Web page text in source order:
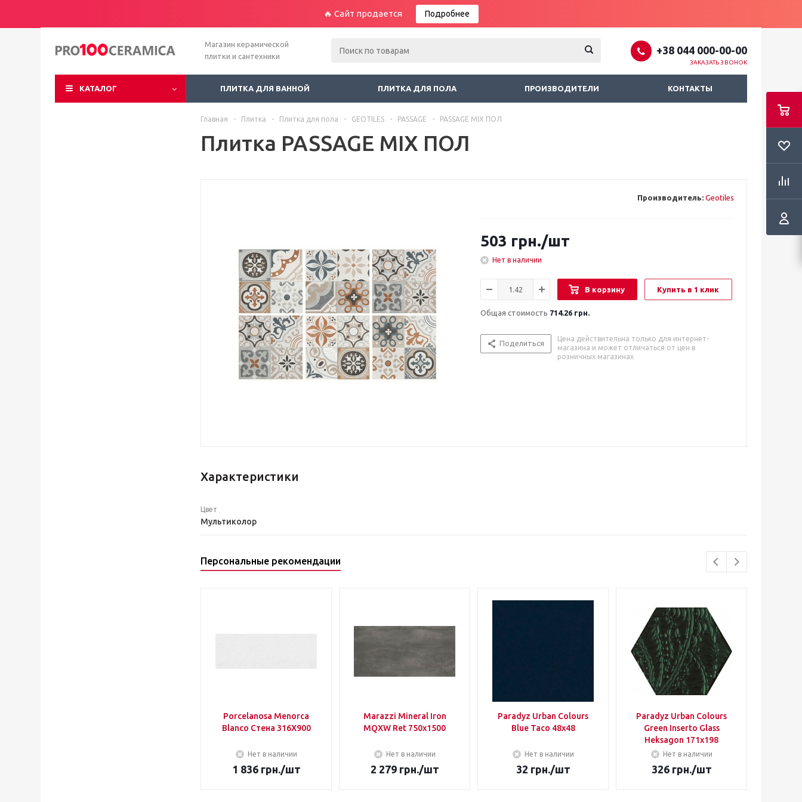
🔥 Сайт продается Подробнее
Магазин керамической
плитки и сантехники
+38 044 000-00-00
ЗАКАЗАТЬ ЗВОНОК
КАТАЛОГ ПЛИТКА ДЛЯ ВАННОЙ ПЛИТКА ДЛЯ ПОЛА ПРОИЗВОДИТЕЛИ КОНТАКТЫ
Главная - Плитка - Плитка для пола - GEOTILES - PASSAGE - PASSAGE MIX ПОЛ
Плитка PASSAGE MIX ПОЛ
Производитель: Geotiles
503 грн./шт
Нет в наличии
В корзину Купить в 1 клик
Общая стоимость 714.26 грн.
Поделиться
Цена действительна только для интернет-
магазина и может отличаться от цен в
розничных магазинах
Характеристики
Цвет
Мультиколор
Персональные рекомендации
Porcelanosa Menorca
Blanco Стена 316Х900
Нет в наличии
1 836грн./шт
Marazzi Mineral Iron
MQXW Ret 750х1500
Нет в наличии
2 279грн./шт
Paradyz Urban Colours
Blue Taco 48х48
Нет в наличии
32 грн./шт
Paradyz Urban Colours
Green Inserto Glass
Heksagon 171х198
Нет в наличии
326грн./шт